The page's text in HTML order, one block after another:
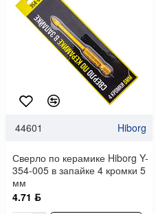
44601 Hiborg
Сверло по керамике Hiborg Y-
354-005 в запайке 4 кромки 5
мм
4.71 ƃ